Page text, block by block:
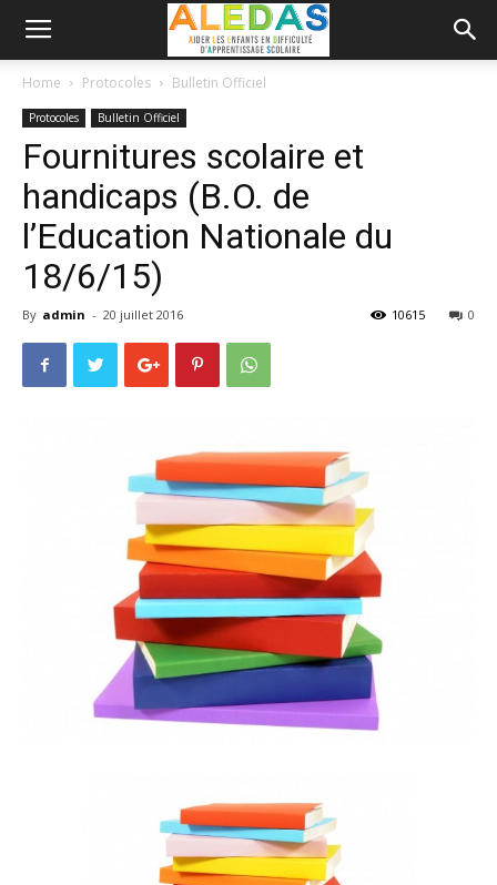
Home Protocoles Bulletin Officiel
Protocoles Bulletin Officiel
Fournitures scolaire et
handicaps (B.O. de
l’Education Nationale du
18/6/15)
By admin - 20 juillet 2016 0
10615